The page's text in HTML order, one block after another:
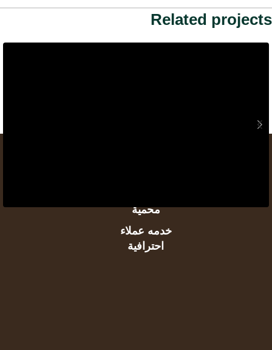
Related projects
Embracing Modern Styles: A Behind-the-Scenes
محمية
خدمه عملاء
احترافية